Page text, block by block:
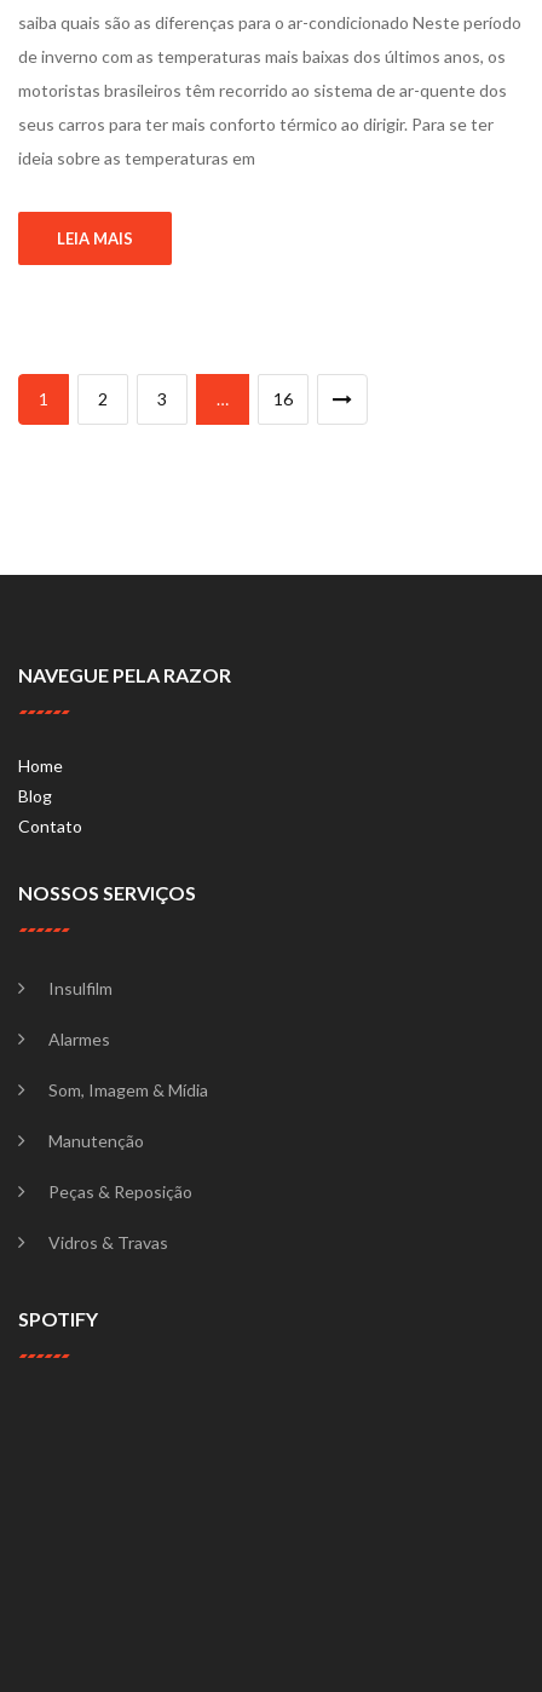
saiba quais são as diferenças para o ar-condicionado Neste período
de inverno com as temperaturas mais baixas dos últimos anos, os
motoristas brasileiros têm recorrido ao sistema de ar-quente dos
seus carros para ter mais conforto térmico ao dirigir. Para se ter
ideia sobre as temperaturas em
LEIA MAIS
1 2 3 … 16
NAVEGUE PELA RAZOR
Home
Blog
Contato
NOSSOS SERVIÇOS
Insulfilm
Alarmes
Som, Imagem & Mídia
Manutenção
Peças & Reposição
Vidros & Travas
SPOTIFY